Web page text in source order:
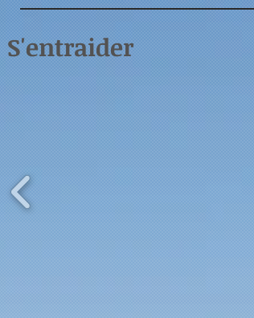
S'entraider